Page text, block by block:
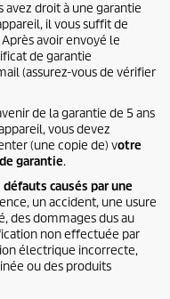
avez droit à une garantie
il vous suffit de
avoir envoyé le
de garantie
(assurez-vous de vérifier
de la garantie de 5 ans
vous devez
(une copie de) votre
garantie.
causés par une
un accident, une usure
des dommages dus au
non effectuée par
électrique incorrecte,
ou des produits